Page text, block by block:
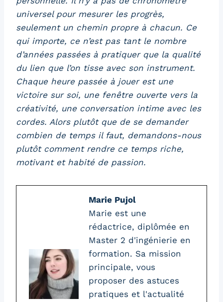
universel pour mesurer les progrès,
seulement un chemin propre à chacun. Ce
qui importe, ce n’est pas tant le nombre
d’années passées à pratiquer que la qualité
du lien que l’on tisse avec son instrument.
Chaque heure passée à jouer est une
victoire sur soi, une fenêtre ouverte vers la
créativité, une conversation intime avec les
cordes. Alors plutôt que de se demander
combien de temps il faut, demandons-nous
plutôt comment rendre ce temps riche,
motivant et habité de passion.
Marie Pujol
Marie est une
rédactrice, diplômée en
Master 2 d'ingénierie en
formation. Sa mission
principale, vous
proposer des astuces
pratiques et l'actualité